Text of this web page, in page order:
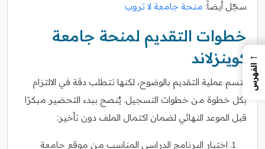
سجّل أيضاً: منحة جامعة لا تروب
خطوات التقديم لمنحة جامعة
كوينزلاند
تتسم عملية التقديم بالوضوح، لكنها تتطلب دقة في الالتزام
بكل خطوة من خطوات التسجيل. يُنصح ببدء التحضير مبكرًا
قبل الموعد النهائي لضمان اكتمال الملف دون تأخير:
اختيار البرنامج الدراسي المناسب من موقع جامعة
←
الفهرس